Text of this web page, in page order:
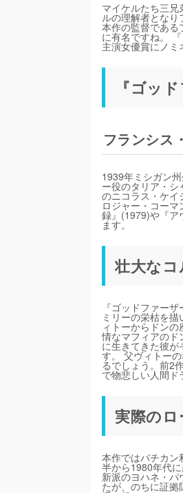
マイケルたち三
ルの理解者とな
本作の監督である
に有名ですね。
主演女優賞にノミ
『ゴッ
フランシス
1939年ミシガン
ー役のタリア・
のニコラス・ケイ
ロジャー・コー
録』(1979)や『ア
ます。
壮大な
『ゴッドファー
ミリーの栄枯を
ィトーからドン
情なマフィアのド
に生きてきた彼
す。 父ヴィトー
るでしょう。前2
で物悲しい人間ド
実際の
本作ではバチカン
半から1980年代
新派のヨハネ・
たが、のちに証